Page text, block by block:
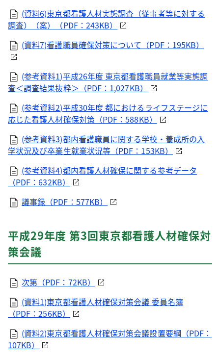
(資料6)東京都看護人材実態調査（従事者等に対する
調査）（案）（PDF：243KB）
(資料7)看護職員確保対策について（PDF：195KB）
(参考資料1)平成26年度 東京都看護職員就業等実態調
査＜調査結果抜粋＞（PDF：1,027KB）
(参考資料2)平成30年度 都におけるライフステージに
応じた看護人材確保対策（PDF：588KB）
(参考資料3)都内看護職員に関する学校・養成所の入
学状況及び卒業生就業状況等（PDF：153KB）
(参考資料4)都内看護人材確保に関する参考データ
（PDF：632KB）
議事録（PDF：577KB）
平成29年度 第3回東京都看護人材確保対
策会議
次第（PDF：72KB）
(資料1)東京都看護人材確保対策会議 委員名簿
（PDF：256KB）
(資料2)東京都看護人材確保対策会議設置要綱（PDF：
107KB）